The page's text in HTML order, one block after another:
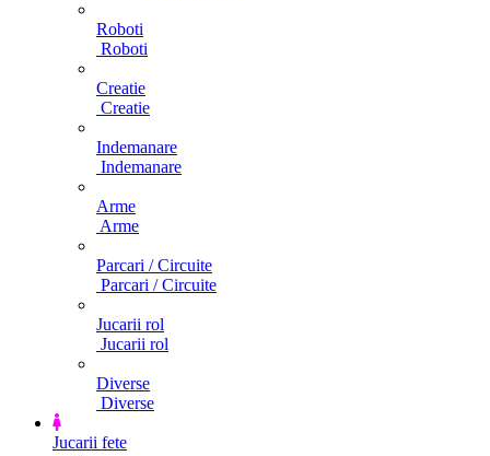
Roboti
Roboti
Creatie
Creatie
Indemanare
Indemanare
Arme
Arme
Parcari / Circuite
Parcari / Circuite
Jucarii rol
Jucarii rol
Diverse
Diverse
Jucarii fete